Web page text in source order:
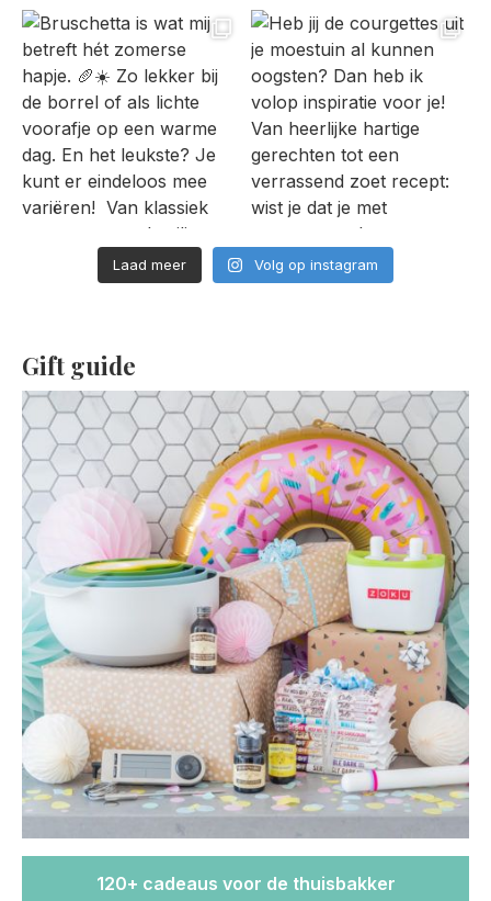
Laad meer Volg op instagram
Gift guide
120+ cadeaus voor de thuisbakker